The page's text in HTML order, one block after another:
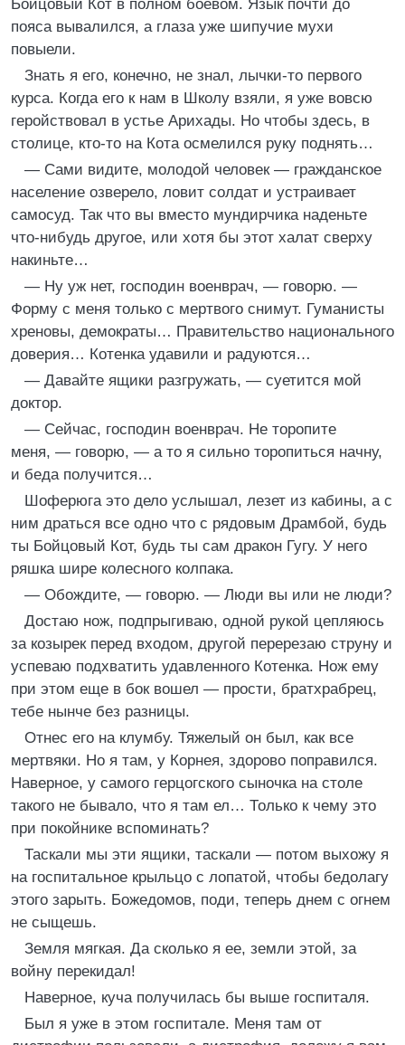
Бойцовый Кот в полном боевом. Язык почти до
пояса вывалился, а глаза уже шипучие мухи
повыели.
Знать я его, конечно, не знал, лычки-то первого
курса. Когда его к нам в Школу взяли, я уже вовсю
геройствовал в устье Арихады. Но чтобы здесь, в
столице, кто-то на Кота осмелился руку поднять…
— Сами видите, молодой человек — гражданское
население озверело, ловит солдат и устраивает
самосуд. Так что вы вместо мундирчика наденьте
что-нибудь другое, или хотя бы этот халат сверху
накиньте…
— Ну уж нет, господин военврач, — говорю. —
Форму с меня только с мертвого снимут. Гуманисты
хреновы, демократы… Правительство национального
доверия… Котенка удавили и радуются…
— Давайте ящики разгружать, — суетится мой
доктор.
— Сейчас, господин военврач. Не торопите
меня, — говорю, — а то я сильно торопиться начну,
и беда получится…
Шоферюга это дело услышал, лезет из кабины, а с
ним драться все одно что с рядовым Драмбой, будь
ты Бойцовый Кот, будь ты сам дракон Гугу. У него
ряшка шире колесного колпака.
— Обождите, — говорю. — Люди вы или не люди?
Достаю нож, подпрыгиваю, одной рукой цепляюсь
за козырек перед входом, другой перерезаю струну и
успеваю подхватить удавленного Котенка. Нож ему
при этом еще в бок вошел — прости, братхрабрец,
тебе нынче без разницы.
Отнес его на клумбу. Тяжелый он был, как все
мертвяки. Но я там, у Корнея, здорово поправился.
Наверное, у самого герцогского сыночка на столе
такого не бывало, что я там ел… Только к чему это
при покойнике вспоминать?
Таскали мы эти ящики, таскали — потом выхожу я
на госпитальное крыльцо с лопатой, чтобы бедолагу
этого зарыть. Божедомов, поди, теперь днем с огнем
не сыщешь.
Земля мягкая. Да сколько я ее, земли этой, за
войну перекидал!
Наверное, куча получилась бы выше госпиталя.
Был я уже в этом госпитале. Меня там от